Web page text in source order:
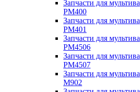
Запчасти для
PM400
Запчасти для
PM401
Запчасти для
PM4506
Запчасти для
PM4507
Запчасти для
M902